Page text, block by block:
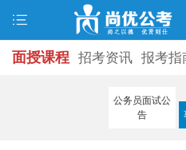
面授课程 招考资讯 报考指
成绩查询 面
公务员面试公
告